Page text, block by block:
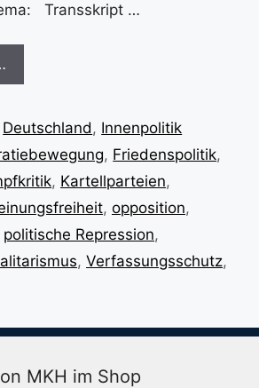
Transskript …
Deutschland , Innenpolitik
, Friedenspolitik,
, Kartellparteien,
, opposition,
politische Repression,
, Verfassungsschutz,
MKH im Shop